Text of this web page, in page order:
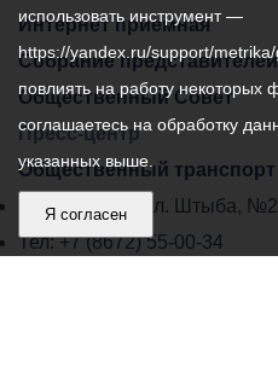
Интернет приемная
Собрание представителей
Общественный Совет
Пресс-центр
Общественный транспорт
Владикавказ, пл. Штыба, №2
Тел:+7 (8672) 55-00-34
использовать инструмент —
https://yandex.ru/support/
повлиять на работу некоторых
соглашаетесь на обработку
указанных выше.
Я согласен